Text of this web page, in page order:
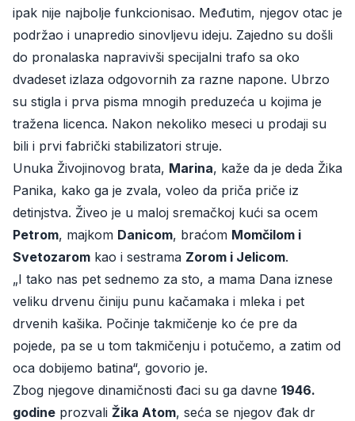
ipak nije najbolje funkcionisao. Međutim, njegov otac je
podržao i unapredio sinovljevu ideju. Zajedno su došli
do pronalaska napravivši specijalni trafo sa oko
dvadeset izlaza odgovornih za razne napone. Ubrzo
su stigla i prva pisma mnogih preduzeća u kojima je
tražena licenca. Nakon nekoliko meseci u prodaji su
bili i prvi fabrički stabilizatori struje.
Unuka Živojinovog brata, Marina, kaže da je deda Žika
Panika, kako ga je zvala, voleo da priča priče iz
detinjstva. Živeo je u maloj sremačkoj kući sa ocem
Petrom, majkom Danicom, braćom Momčilom i
Svetozarom kao i sestrama Zorom i Jelicom.
„I tako nas pet sednemo za sto, a mama Dana iznese
veliku drvenu činiju punu kačamaka i mleka i pet
drvenih kašika. Počinje takmičenje ko će pre da
pojede, pa se u tom takmičenju i potučemo, a zatim od
oca dobijemo batina“, govorio je.
Zbog njegove dinamičnosti đaci su ga davne 1946.
godine prozvali Žika Atom, seća se njegov đak dr